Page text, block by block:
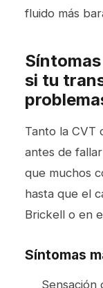
fluido más
si tu
Tanto la CVT
antes de
que muchos
hasta que el
Brickell o en
Síntomas
Sensación